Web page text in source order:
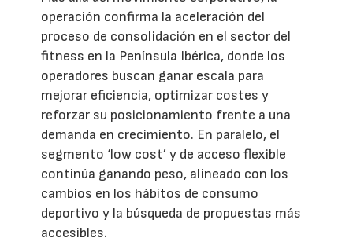
operación confirma la aceleración del
proceso de consolidación en el sector del
fitness en la Península Ibérica, donde los
operadores buscan ganar escala para
mejorar eficiencia, optimizar costes y
reforzar su posicionamiento frente a una
demanda en crecimiento. En paralelo, el
segmento ‘low cost’ y de acceso flexible
continúa ganando peso, alineado con los
cambios en los hábitos de consumo
deportivo y la búsqueda de propuestas más
accesibles.